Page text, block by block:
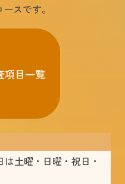
スです。
項目一覧
土曜・日曜・祝日・